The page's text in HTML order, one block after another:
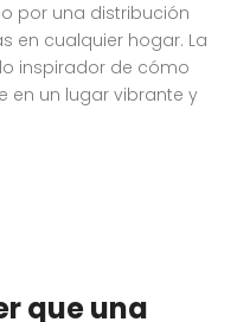
por una distribución
en cualquier hogar. La
inspirador de cómo
en un lugar vibrante y
que una